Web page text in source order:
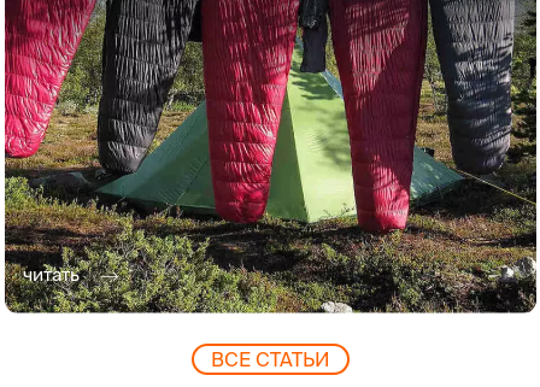
читать
ВCЕ СТАТЬИ